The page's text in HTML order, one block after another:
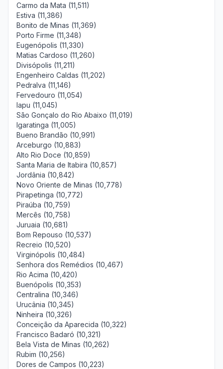
Carmo da Mata (11,511)
Estiva (11,386)
Bonito de Minas (11,369)
Porto Firme (11,348)
Eugenópolis (11,330)
Matias Cardoso (11,260)
Divisópolis (11,211)
Engenheiro Caldas (11,202)
Pedralva (11,146)
Fervedouro (11,054)
Iapu (11,045)
São Gonçalo do Rio Abaixo (11,019)
Igaratinga (11,005)
Bueno Brandão (10,991)
Arceburgo (10,883)
Alto Rio Doce (10,859)
Santa Maria de Itabira (10,857)
Jordânia (10,842)
Novo Oriente de Minas (10,778)
Pirapetinga (10,772)
Piraúba (10,759)
Mercês (10,758)
Juruaia (10,681)
Bom Repouso (10,537)
Recreio (10,520)
Virginópolis (10,484)
Senhora dos Remédios (10,467)
Rio Acima (10,420)
Buenópolis (10,353)
Centralina (10,346)
Urucânia (10,345)
Ninheira (10,326)
Conceição da Aparecida (10,322)
Francisco Badaró (10,321)
Bela Vista de Minas (10,262)
Rubim (10,256)
Dores de Campos (10,223)